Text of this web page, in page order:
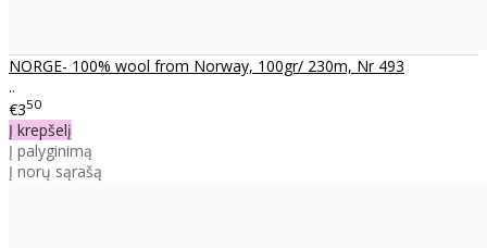
NORGE- 100% wool from Norway, 100gr/ 230m, Nr 493
..
€350
Į krepšelį
Į palyginimą
Į norų sąrašą